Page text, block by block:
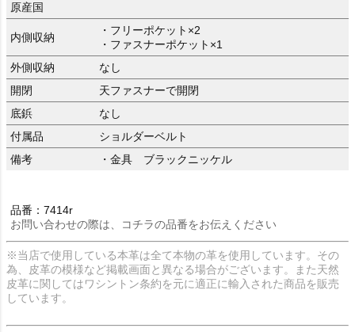
原産国
内側収納
・フリーポケット×2
・ファスナーポケット×1
外側収納
なし
開閉
天ファスナーで開閉
底鋲
なし
付属品
ショルダーベルト
備考
・金具 ブラックニッケル
品番：7414r
お問い合わせの際は、コチラの品番をお伝えください
※当店で使用している本革は全て本物の革を使用しています。その
為、皮革の模様など掲載画面と異なる場合がございます。また天然
皮革に関してはワシントン条約を元に適正に輸入された商品を販売
しています。